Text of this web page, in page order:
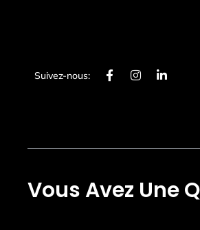
Suivez-nous: F
a
o
I
n
r
L
i
n
Vous Avez Une